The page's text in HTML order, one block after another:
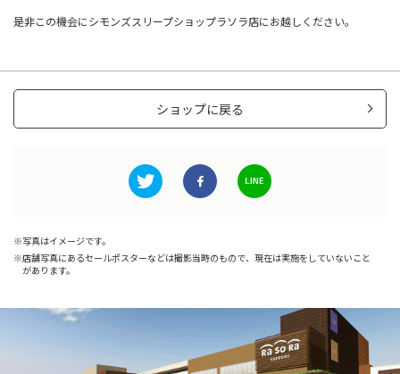
是非この機会にシモンズスリープショップラソラ店にお越しください。
ショップに戻る
写真はイメージです。
店舗写真にあるセールポスターなどは撮影当時のもので、現在は実施をしていないこと
があります。